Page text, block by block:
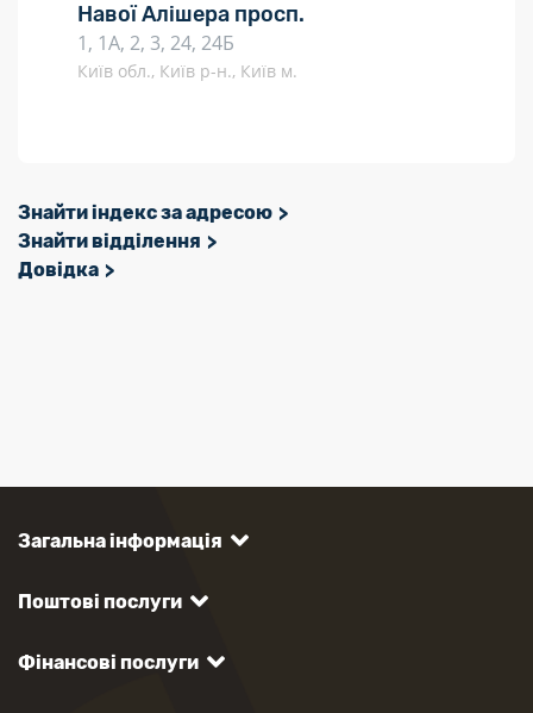
Навої Алішера просп.
1, 1А, 2, 3, 24, 24Б
Київ обл., Київ р-н., Київ м.
Знайти індекс за адресою
Знайти відділення
Довідка
Загальна інформація
Поштові послуги
Фінансові послуги